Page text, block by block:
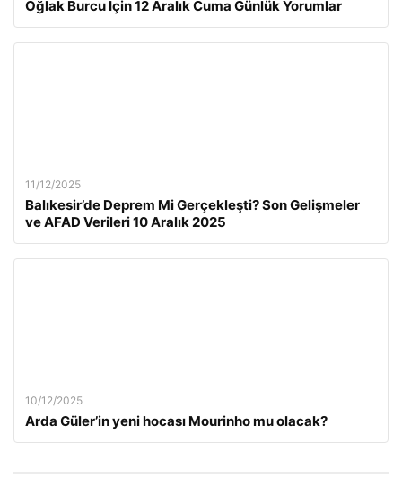
Oğlak Burcu İçin 12 Aralık Cuma Günlük Yorumlar
11/12/2025
Balıkesir’de Deprem Mi Gerçekleşti? Son Gelişmeler
ve AFAD Verileri 10 Aralık 2025
10/12/2025
Arda Güler’in yeni hocası Mourinho mu olacak?